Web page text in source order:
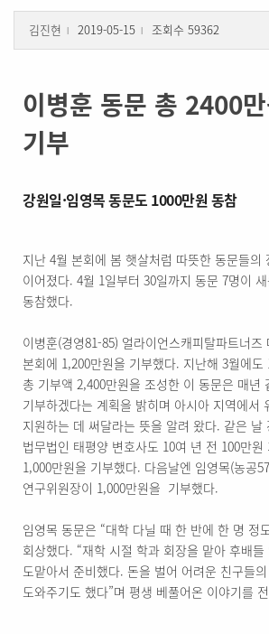
김진현 l 2019-05-15 l 조회수 59362
이병훈 동문 총 2400
기부
강원일·임영목 동문도 1000만원 동참
지난 4월 본회에 봄 햇살처럼 따뜻한 동문들의
이어졌다. 4월 1일부터 30일까지 동문 7명이
동참했다.
이병훈(경영81-85) 얼라이언스캐피탈파트너즈
본회에 1,200만원을 기부했다. 지난해 3월에도
총 기부액 2,400만원을 조성한 이 동문은 매년
기부하겠다는 계획을 밝히며 아시아 지역에서
지원하는 데 써달라는 뜻을 알려 왔다. 같은 날
법무법인 태평양 변호사도 10여 년 전 100만원
1,000만원을 기부했다. 다음날엔 임영목(농공
연구위원장이 1,000만원을 기부했다.
임영목 동문은 “대학 다닐 때 한 반에 한 명 정
회상했다. “재학 시절 학과 회장을 맡아 후배
도맡아서 준비했다. 돈을 벌어 어려운 친구들
도와주기도 했다”며 평생 베풀어온 이야기를